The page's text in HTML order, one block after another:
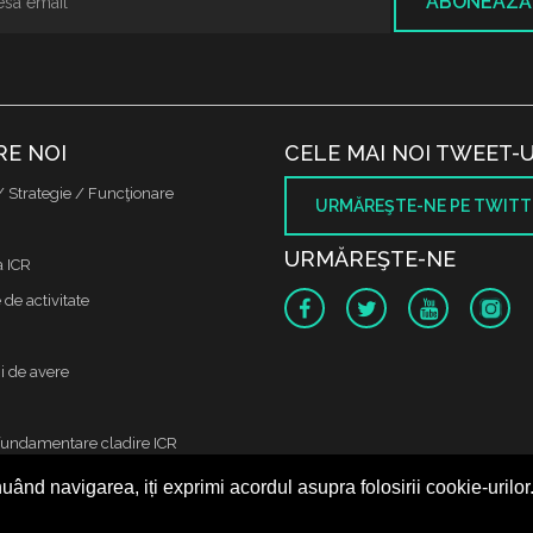
navigarea, iți exprimi acordul asupra folosirii cookie-urilor.
NOI
Strategie / Funcţionare
ICR
de activitate
de avere
cladire ICR
CELE MAI NOI TWEET-
URMĂREŞTE-NE PE
URMĂREŞTE-NE